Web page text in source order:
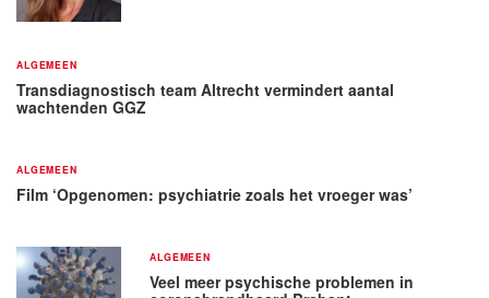
ALGEMEEN
Transdiagnostisch team Altrecht vermindert aantal
wachtenden GGZ
ALGEMEEN
Film ‘Opgenomen: psychiatrie zoals het vroeger was’
ALGEMEEN
Veel meer psychische problemen in